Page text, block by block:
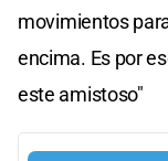
movimientos
encima. Es por
este amistoso"